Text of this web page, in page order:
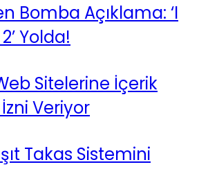
Bomba Açıklama: ‘I
Yolda!
Sitelerine İçerik
Veriyor
Takas Sistemini